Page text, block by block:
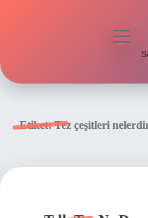
Etiket:Tez çeşitleri